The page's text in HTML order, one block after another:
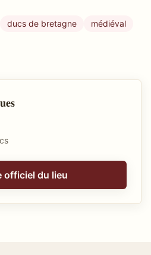
ducs de bretagne médiéval
officiel du lieu